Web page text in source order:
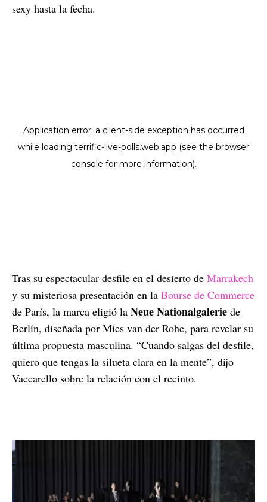
sexy hasta la fecha.
Tras su espectacular desfile en el desierto de Marrakech
y su misteriosa presentación en la Bourse de Commerce
de París, la marca eligió la Neue Nationalgalerie de
Berlín, diseñada por Mies van der Rohe, para revelar su
última propuesta masculina. “Cuando salgas del desfile,
quiero que tengas la silueta clara en la mente”, dijo
Vaccarello sobre la relación con el recinto.